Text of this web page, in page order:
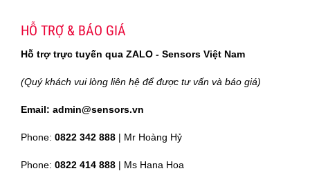
HỖ TRỢ & BÁO GIÁ
Hỗ trợ trực tuyến qua ZALO - Sensors Việt Nam
(Quý khách vui lòng liên hệ để được tư vấn và báo giá)
Email: admin@sensors.vn
Phone: 0822 342 888 | Mr Hoàng Hỷ
Phone: 0822 414 888 | Ms Hana Hoa